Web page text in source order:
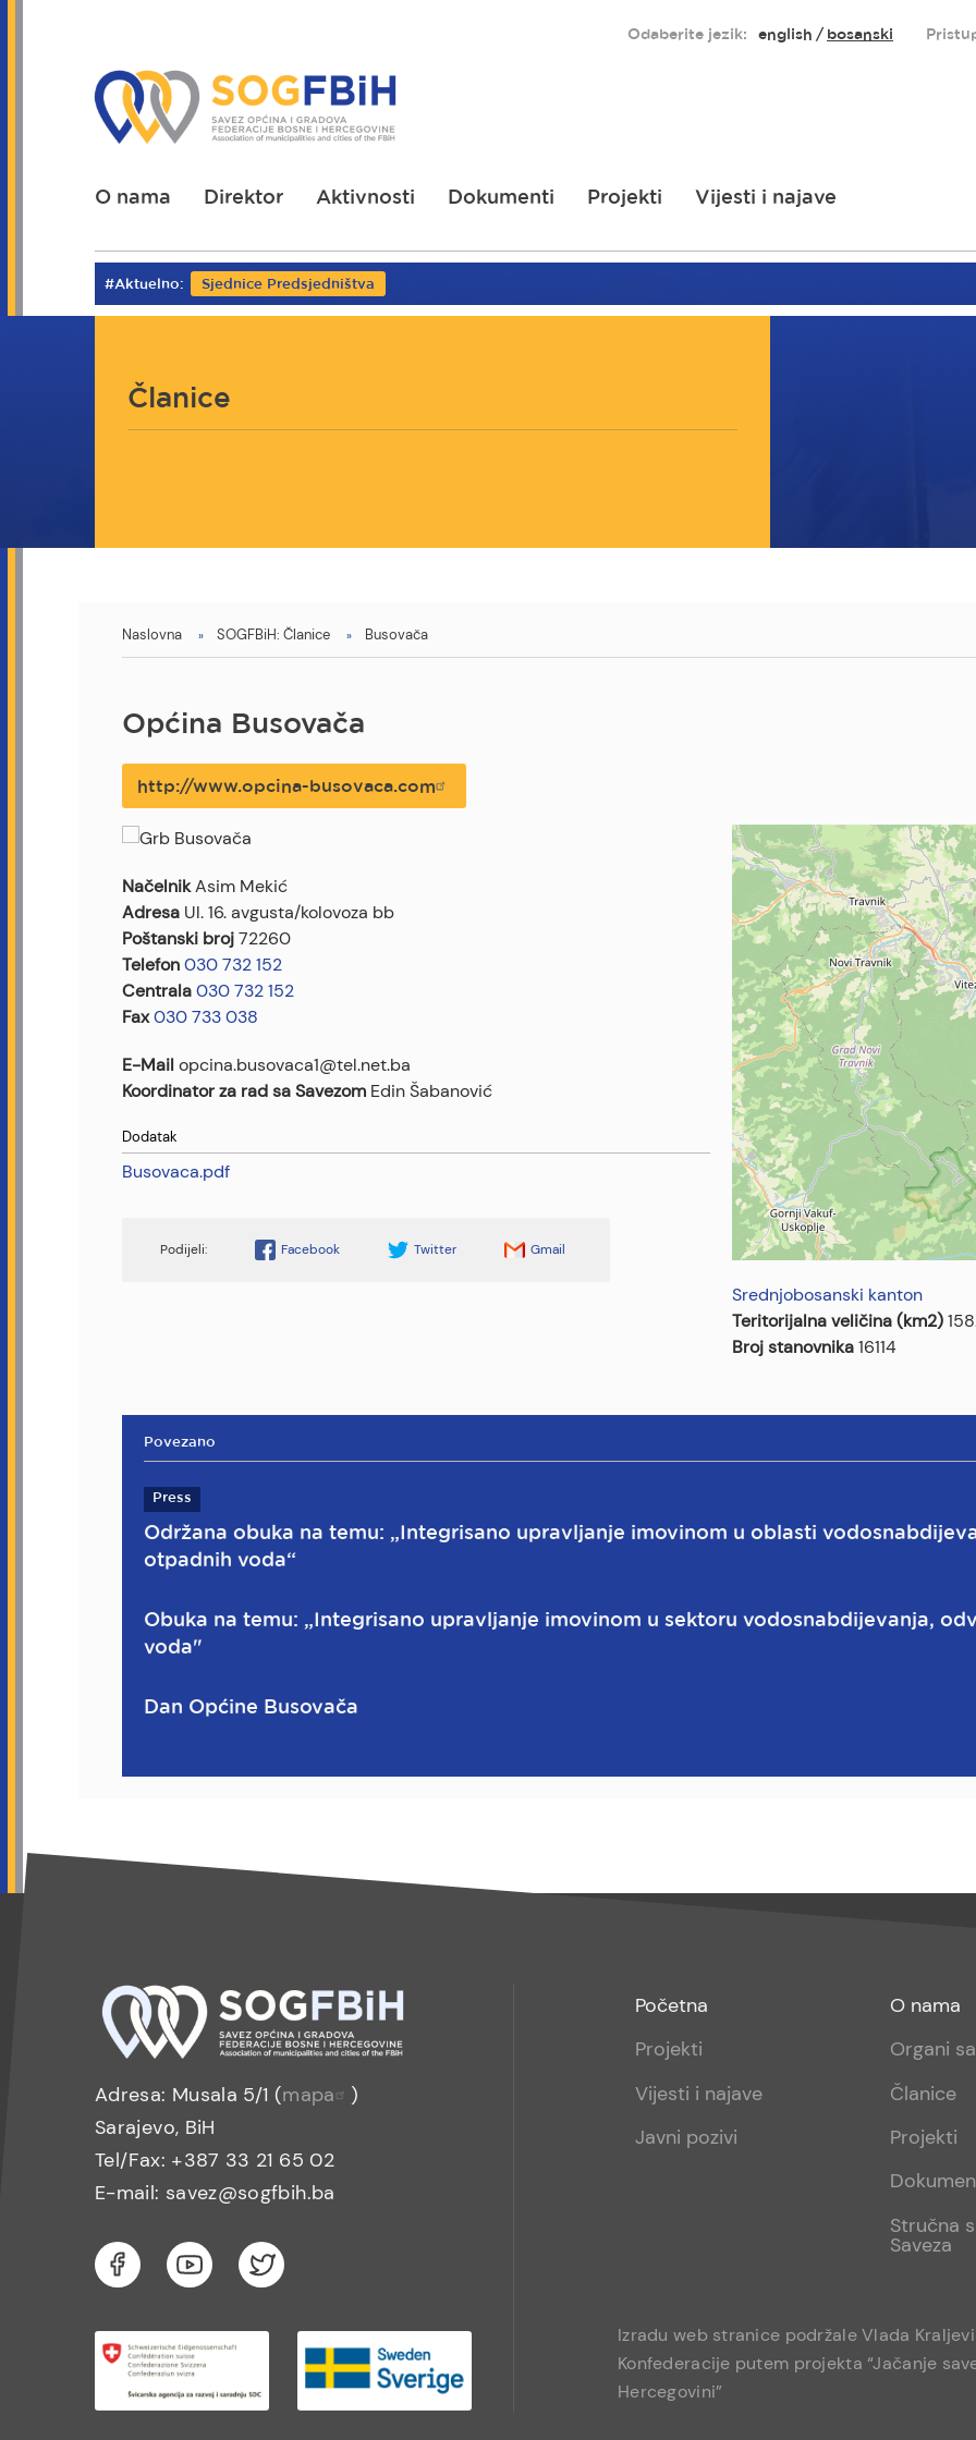
Odaberite jezik: english bosanski
O nama Direktor Aktivnosti Dokumenti Projekti Vijesti i najave
#Aktuelno: Sjednice Predsjedništva
Članice
You
here
Naslovna SOGFBiH: Članice Busovača
Općina Busovača
http://www.opcina-busovaca.com
NačelnikAsim Mekić
Adresa Ul. 16. avgusta/kolovoza bb
Poštanski broj72260
Telefon030 732 152
Centrala030 732 152
Fax030 733 038
E-Mail opcina.busovaca1@tel.net.ba
Koordinator za rad sa Savezom Edin Šabanović
Dodatak
Busovaca.pdf
Facebook Twitter Gmail
Srednjobosanski kanton
Teritorijalna veličina (km2)
Broj stanovnika16114
Povezano
Press
Održana obuka na temu: „Integrisano upravljanje imovinom u oblasti
otpadnih voda“
Obuka na temu: „Integrisano upravljanje imovinom u sektoru vodosnabdijevanja,
voda"
Dan Općine Busovača
Adresa: Musala 5/1 (mapa
)
Sarajevo, BiH
Tel/Fax: +387 33 21 65 02
E-mail: savez@sogfbih.ba
Footer
menu
Početna
Projekti
Vijesti i najave
Javni pozivi
Footer
sub
O nama
Organi
Članice
Projekti
Stručna
Saveza
Izradu web stranice podržale Vlada
Konfederacije putem projekta “Jačanje
Hercegovini”